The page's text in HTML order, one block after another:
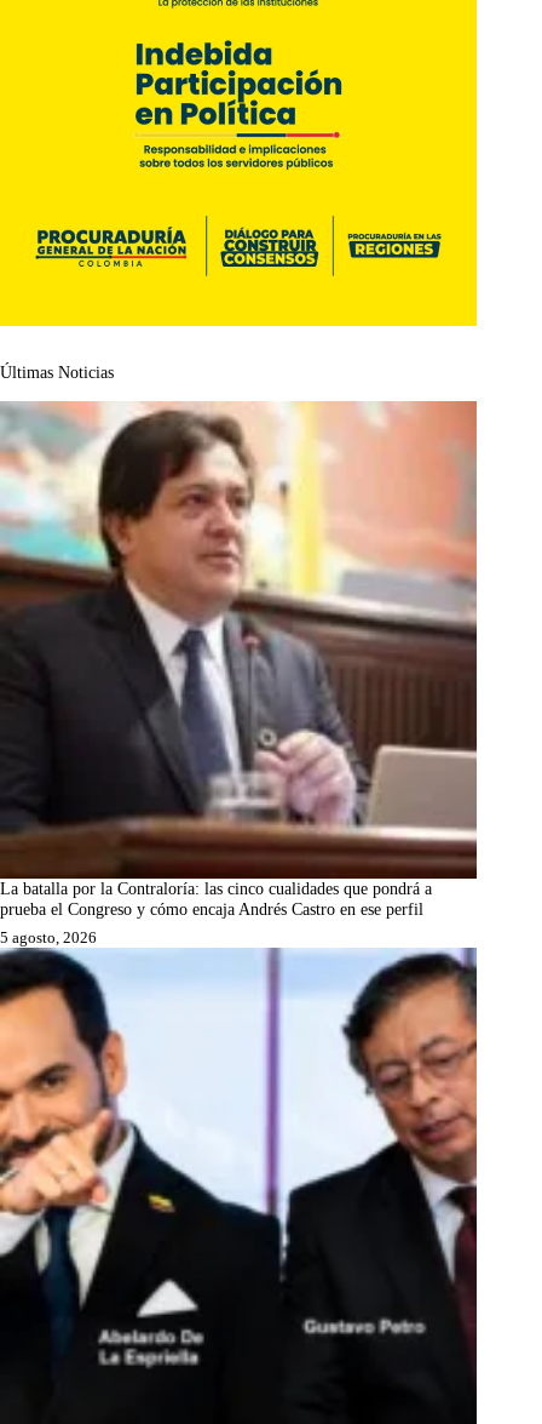
Últimas Noticias
La batalla por la Contraloría: las cinco cualidades que pondrá a
prueba el Congreso y cómo encaja Andrés Castro en ese perfil
5 agosto, 2026